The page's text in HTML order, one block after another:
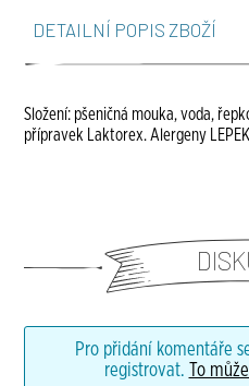
DETAILNÍ POPIS ZBOŽÍ
Složení: pšeničná mouka, voda,
přípravek Laktorex. Alergeny
Pro přidání komentáře
registrovat. To